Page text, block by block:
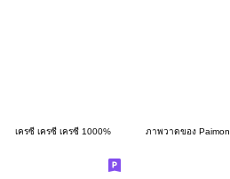
เครซี่ เครซี่ เครซี่ 1000%